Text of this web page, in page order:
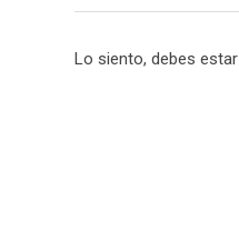
Lo siento, debes estar